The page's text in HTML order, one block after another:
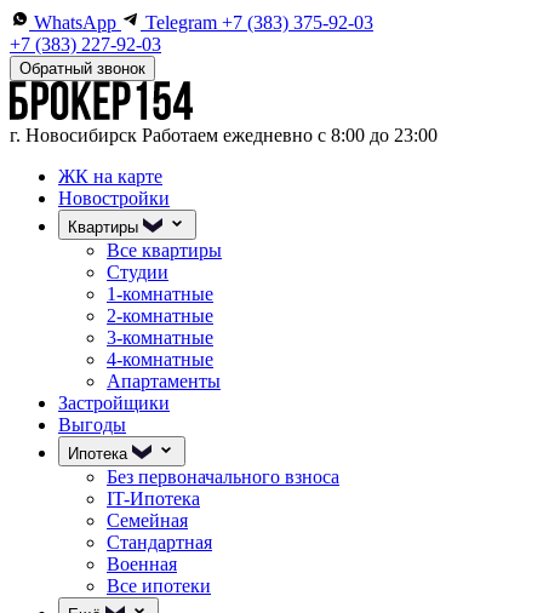
WhatsApp Telegram +7 (383) 375-92-03
+7 (383) 227-92-03
Обратный звонок
г. Новосибирск Работаем ежедневно с 8:00 до 23:00
ЖК на карте
Новостройки
Квартиры
Все квартиры
Студии
1-комнатные
2-комнатные
3-комнатные
4-комнатные
Апартаменты
Застройщики
Выгоды
Ипотека
Без первоначального взноса
IT-Ипотека
Семейная
Стандартная
Военная
Все ипотеки